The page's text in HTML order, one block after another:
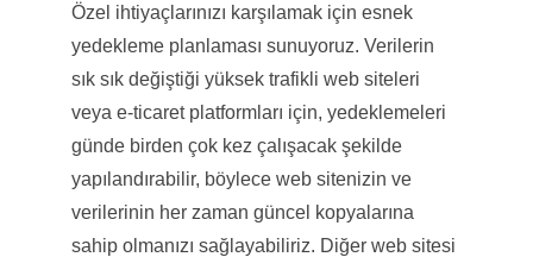
Özel ihtiyaçlarınızı karşılamak için esnek
yedekleme planlaması sunuyoruz. Verilerin
sık sık değiştiği yüksek trafikli web siteleri
veya e-ticaret platformları için, yedeklemeleri
günde birden çok kez çalışacak şekilde
yapılandırabilir, böylece web sitenizin ve
verilerinin her zaman güncel kopyalarına
sahip olmanızı sağlayabiliriz. Diğer web sitesi